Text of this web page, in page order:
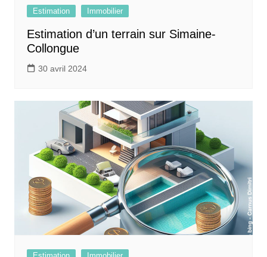
Estimation Immobilier
Estimation d’un terrain sur Simaine-
Collongue
30 avril 2024